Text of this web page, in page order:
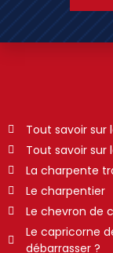
Tout savoir
Tout savoir
La charpente
Le charpentier
Le chevron de
Le capricorne
débarrasser ?